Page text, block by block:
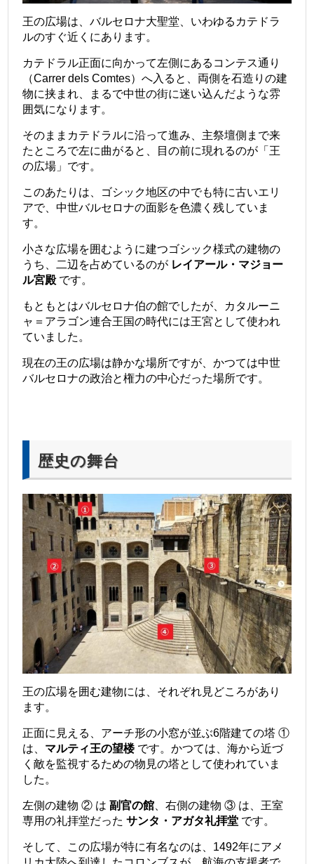
王の広場は、バルセロナ大聖堂、いわゆるカテドラ
ルのすぐ近くにあります。
カテドラル正面に向かって左側にあるコンテス通り
（Carrer dels Comtes）へ入ると、両側を石造りの建
物に挟まれ、まるで中世の街に迷い込んだような雰
囲気になります。
そのままカテドラルに沿って進み、主祭壇側まで来
たところで左に曲がると、目の前に現れるのが「王
の広場」です。
このあたりは、ゴシック地区の中でも特に古いエリ
アで、中世バルセロナの面影を色濃く残していま
す。
小さな広場を囲むように建つゴシック様式の建物の
うち、二辺を占めているのが レイアール・マジョー
ル宮殿です。
もともとはバルセロナ伯の館でしたが、カタルーニ
ャ＝アラゴン連合王国の時代には王宮として使われ
ていました。
現在の王の広場は静かな場所ですが、かつては中世
バルセロナの政治と権力の中心だった場所です。
歴史の舞台
王の広場を囲む建物には、それぞれ見どころがあり
ます。
正面に見える、アーチ形の小窓が並ぶ6階建ての塔 ①
は、 マルティ王の望楼です。かつては、海から近づ
く敵を監視するための物見の塔として使われていま
した。
左側の建物 ② は副官の館 、右側の建物 ③ は、王室
専用の礼拝堂だったサンタ・アガタ礼拝堂 です。
そして、この広場が特に有名なのは、1492年にアメ